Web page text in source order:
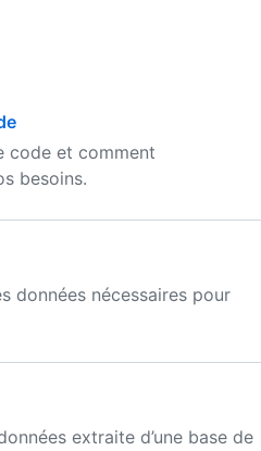
code et comment
besoins.
données nécessaires pour
extraite d’une base de